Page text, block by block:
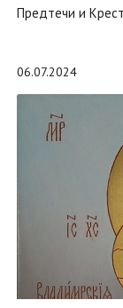
Предтечи и
06.07.2024